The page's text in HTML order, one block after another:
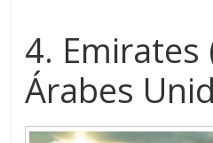
4. Emirates
Árabes